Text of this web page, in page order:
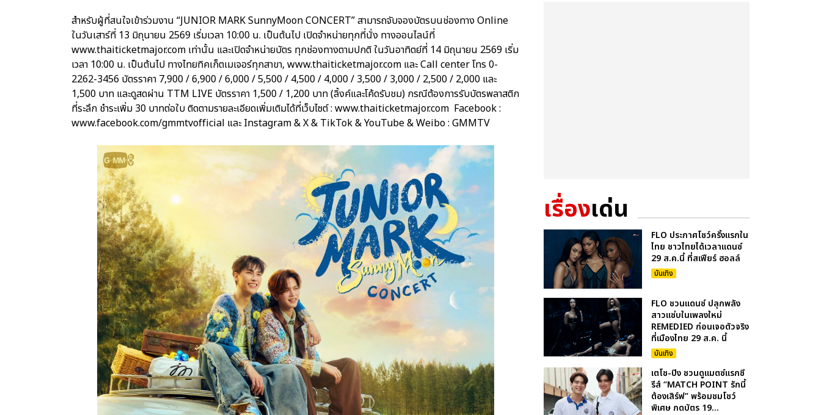
สำหรับผู้ที่สนใจเข้าร่วมงาน “JUNIOR MARK SunnyMoon CONCERT” สามารถจับจองบัตรบนช่องทาง Online
ในวันเสาร์ที่ 13 มิถุนายน 2569 เริ่มเวลา 10:00 น. เป็นต้นไป เปิดจำหน่ายทุกที่นั่ง ทางออนไลน์ที่
www.thaiticketmajor.com เท่านั้น และเปิดจำหน่ายบัตร ทุกช่องทางตามปกติ ในวันอาทิตย์ที่ 14 มิถุนายน 2569 เริ่ม
เวลา 10:00 น. เป็นต้นไป ทางไทยทิคเก็ตเมเจอร์ทุกสาขา, www.thaiticketmajor.com และ Call center โทร 0-
2262-3456 บัตรราคา 7,900 / 6,900 / 6,000 / 5,500 / 4,500 / 4,000 / 3,500 / 3,000 / 2,500 / 2,000 และ
1,500 บาท และดูสดผ่าน TTM LIVE บัตรราคา 1,500 / 1,200 บาท (ลิ้งค์และโค้ดรับชม) กรณีต้องการรับบัตรพลาสติก
ที่ระลึก ชำระเพิ่ม 30 บาทต่อใบ ติดตามรายละเอียดเพิ่มเติมได้ที่เว็บไซต์ : www.thaiticketmajor.com Facebook :
www.facebook.com/gmmtvofficial และ Instagram & X & TikTok & YouTube & Weibo : GMMTV
เรื่องเด่น
FLO ประกาศโชว์ครั้งแรกใน
ไทย ชาวไทยได้เวลาแดนซ์
29 ส.ค.นี้ ที่สเฟียร์ ฮอลล์
บันเทิง
FLO ชวนแดนซ์ ปลุกพลัง
สาวแซ่บในเพลงใหม่
REMEDIED ก่อนเจอตัวจริง
ที่เมืองไทย 29 ส.ค. นี้
บันเทิง
เตโช-ปิง ชวนดูแมตซ์แรกซี
รีส์ “MATCH POINT รักนี้
ต้องเสิร์ฟ” พร้อมชมโชว์
พิเศษ กดบัตร 19...